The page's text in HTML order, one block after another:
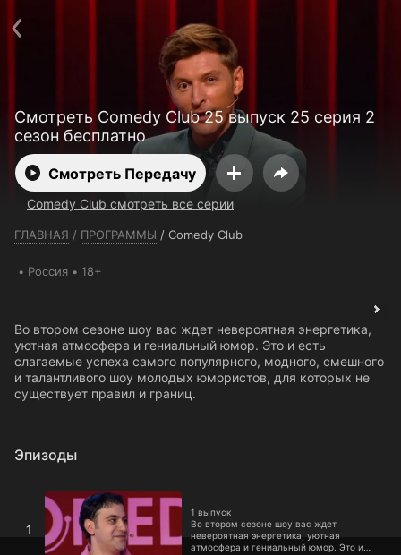
Смотреть Comedy Club 25 выпуск 25 серия 2
сезон бесплатно
Смотреть Передачу
Comedy Club смотреть все серии
ГЛАВНАЯ / ПРОГРАММЫ / Comedy Club
Россия 18+
Во втором сезоне шоу вас ждет невероятная энергетика,
уютная атмосфера и гениальный юмор. Это и есть
слагаемые успеха самого популярного, модного, смешного
и талантливого шоу молодых юмористов, для которых не
существует правил и границ.
Эпизоды
1
1 выпуск
Во втором сезоне шоу вас ждет
невероятная энергетика, уютная
атмосфера и гениальный юмор. Это и
1 выпуск
Пользовательское соглашение
Политика конфиденциальности
Открыть приложение